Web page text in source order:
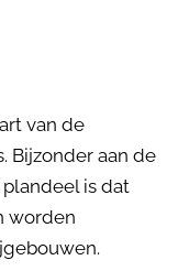
van de
Bijzonder aan de
is dat
worden